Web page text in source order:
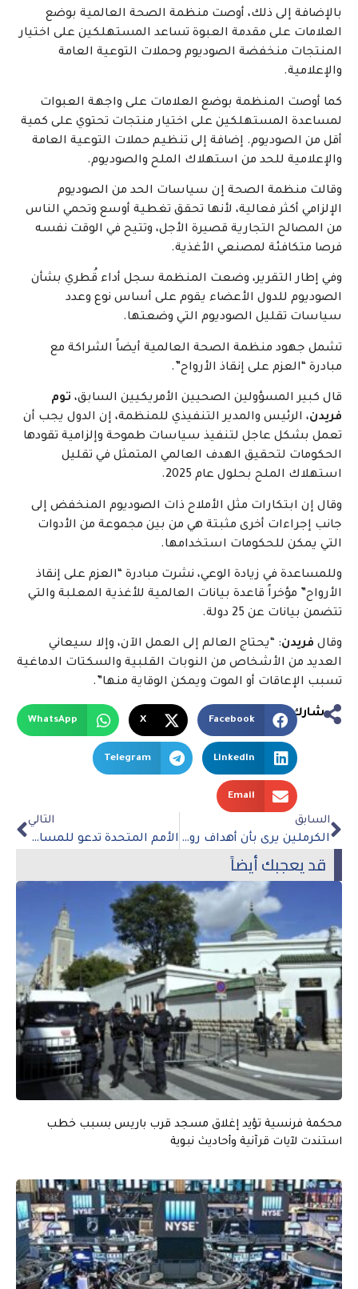
بالإضافة إلى ذلك، أوصت منظمة الصحة العالمية بوضع
العلامات على مقدمة العبوة تساعد المستهلكين على اختيار
المنتجات منخفضة الصوديوم وحملات التوعية العامة
والإعلامية.
كما أوصت المنظمة بوضع العلامات على واجهة العبوات
لمساعدة المستهلكين على اختيار منتجات تحتوي على كمية
أقل من الصوديوم. إضافة إلى تنظيم حملات التوعية العامة
والإعلامية للحد من استهلاك الملح والصوديوم.
وقالت منظمة الصحة إن سياسات الحد من الصوديوم
الإلزامي أكثر فعالية، لأنها تحقق تغطية أوسع وتحمي الناس
من المصالح التجارية قصيرة الأجل، وتتيح في الوقت نفسه
فرصا متكافئة لمصنعي الأغذية.
وفي إطار التقرير، وضعت المنظمة سجل أداء قُطري بشأن
الصوديوم للدول الأعضاء يقوم على أساس نوع وعدد
سياسات تقليل الصوديوم التي وضعتها.
تشمل جهود منظمة الصحة العالمية أيضاً الشراكة مع
مبادرة “العزم على إنقاذ الأرواح”.
قال كبير المسؤولين الصحيين الأمريكيين السابق، توم
فريدن، الرئيس والمدير التنفيذي للمنظمة، إن الدول يجب أن
تعمل بشكل عاجل لتنفيذ سياسات طموحة وإلزامية تقودها
الحكومات لتحقيق الهدف العالمي المتمثل في تقليل
استهلاك الملح بحلول عام 2025.
وقال إن ابتكارات مثل الأملاح ذات الصوديوم المنخفض إلى
جانب إجراءات أخرى مثبتة هي من بين مجموعة من الأدوات
التي يمكن للحكومات استخدامها.
وللمساعدة في زيادة الوعي، نشرت مبادرة “العزم على إنقاذ
الأرواح” مؤخراً قاعدة بيانات العالمية للأغذية المعلبة والتي
تتضمن بيانات عن 25 دولة.
وقال فريدن: “يحتاج العالم إلى العمل الآن، وإلا سيعاني
العديد من الأشخاص من النوبات القلبية والسكتات الدماغية
تسبب الإعاقات أو الموت ويمكن الوقاية منها”.
شارك
Facebook
X
WhatsApp
LinkedIn
Telegram
Email
السابق
الكرملين يرى بأن أهداف روسيا في أوكرانيا لا يمكن أن تتحقق إلا بالعمل العسكري
التالي
الأمم المتحدة تدعو للمساءلة عن إخفاق الاستجابة للزلزال في سوريا
قد يعجبك أيضاً
محكمة فرنسية تؤيد إغلاق مسجد قرب باريس بسبب خطب
استندت لآيات قرآنية وأحاديث نبوية